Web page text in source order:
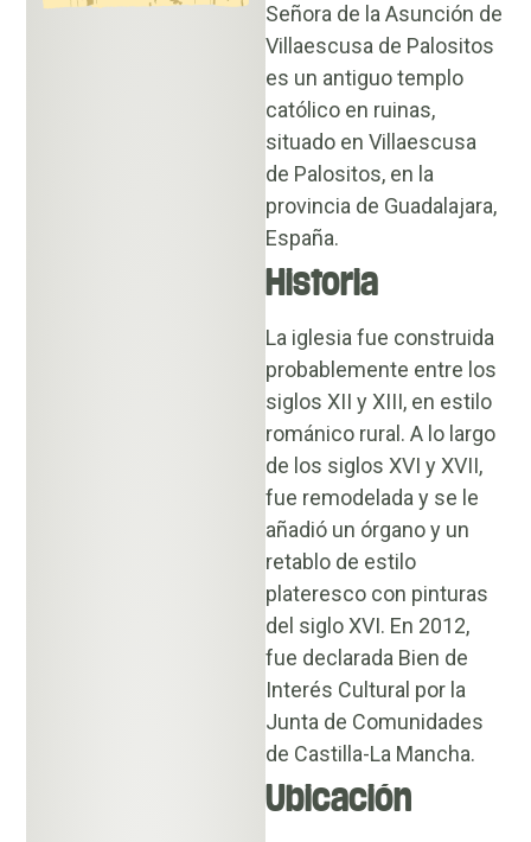
Señora de la Asunción de
Villaescusa de Palositos
es un antiguo templo
católico en ruinas,
situado en Villaescusa
de Palositos, en la
provincia de Guadalajara,
España.
Historia
La iglesia fue construida
probablemente entre los
siglos XII y XIII, en estilo
románico rural. A lo largo
de los siglos XVI y XVII,
fue remodelada y se le
añadió un órgano y un
retablo de estilo
plateresco con pinturas
del siglo XVI. En 2012,
fue declarada Bien de
Interés Cultural por la
Junta de Comunidades
de Castilla-La Mancha.
Ubicación